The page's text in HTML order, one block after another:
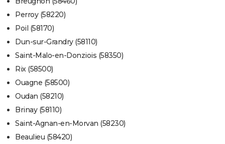
Perroy (58220)
Poil (58170)
Dun-sur-Grandry (58110)
Saint-Malo-en-Donziois (58350)
Rix (58500)
Ouagne (58500)
Oudan (58210)
Brinay (58110)
Saint-Agnan-en-Morvan (58230)
Beaulieu (58420)